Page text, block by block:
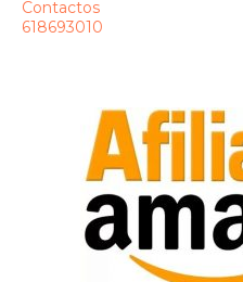
Contactos
618693010